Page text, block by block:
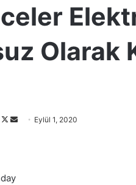
Olarak
Follow
Bir
Eylül 1, 2020